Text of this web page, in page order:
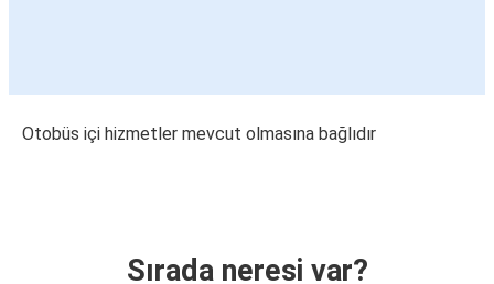
Otobüs içi hizmetler mevcut olmasına bağlıdır
Sırada neresi var?